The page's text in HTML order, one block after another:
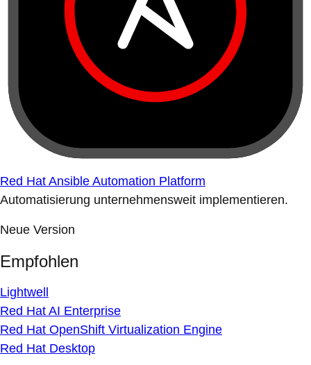
Red Hat Ansible Automation Platform
Automatisierung unternehmensweit implementieren.
Neue Version
Empfohlen
Lightwell
Red Hat AI Enterprise
Red Hat OpenShift Virtualization Engine
Red Hat Desktop